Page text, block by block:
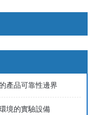
產品可靠性邊界
境的實驗設備